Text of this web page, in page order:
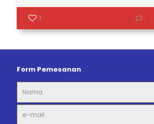
1
Form Pemesanan